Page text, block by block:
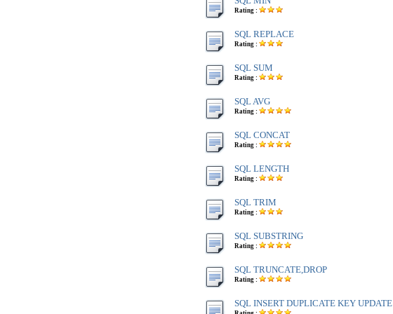
Rating :
SQL REPLACE
Rating :
SQL SUM
Rating :
SQL AVG
Rating :
SQL CONCAT
Rating :
SQL LENGTH
Rating :
SQL TRIM
Rating :
SQL SUBSTRING
Rating :
SQL TRUNCATE,DROP
Rating :
SQL INSERT DUPLICATE KEY UPDATE